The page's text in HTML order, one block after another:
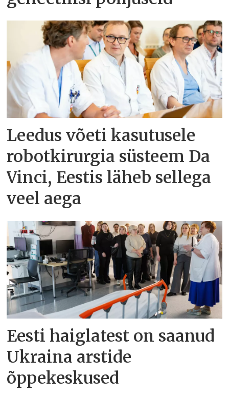
Leedus võeti kasutusele
robotkirurgia süsteem Da
Vinci, Eestis läheb sellega
veel aega
Eesti haiglatest on saanud
Ukraina arstide
õppekeskused